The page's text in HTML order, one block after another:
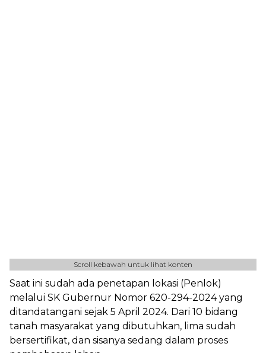
Scroll kebawah untuk lihat konten
Saat ini sudah ada penetapan lokasi (Penlok)
melalui SK Gubernur Nomor 620-294-2024 yang
ditandatangani sejak 5 April 2024. Dari 10 bidang
tanah masyarakat yang dibutuhkan, lima sudah
bersertifikat, dan sisanya sedang dalam proses